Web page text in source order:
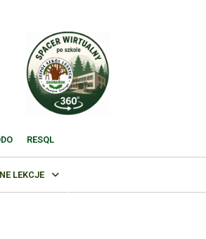
RESQL
LEKCJE